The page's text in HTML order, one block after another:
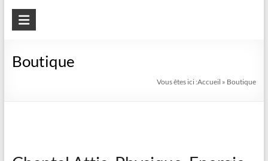
Boutique
Vous êtes ici :Accueil » Boutique